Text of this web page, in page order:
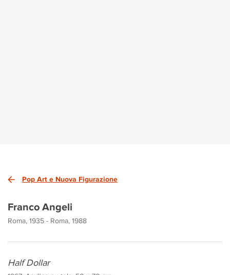
Pop Art e Nuova Figurazione
Franco Angeli
Roma, 1935 - Roma, 1988
Half Dollar